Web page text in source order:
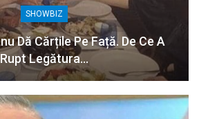
SHOWBIZ
Dă Cărțile Pe Față. De Ce A
Rupt Legătura…